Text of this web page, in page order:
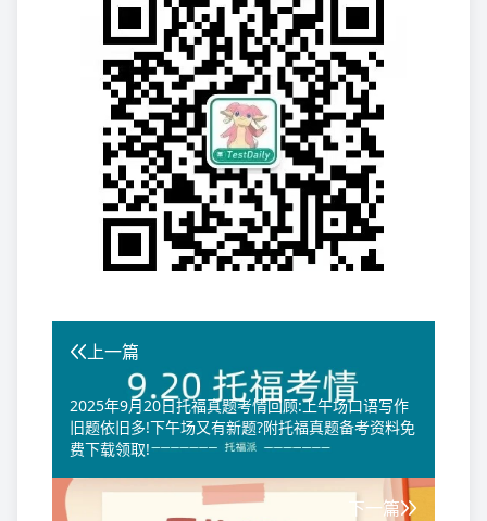
上一篇
2025年9月20日托福真题考情回顾:上午场口语写作
旧题依旧多!下午场又有新题?附托福真题备考资料免
费下载领取!
下一篇